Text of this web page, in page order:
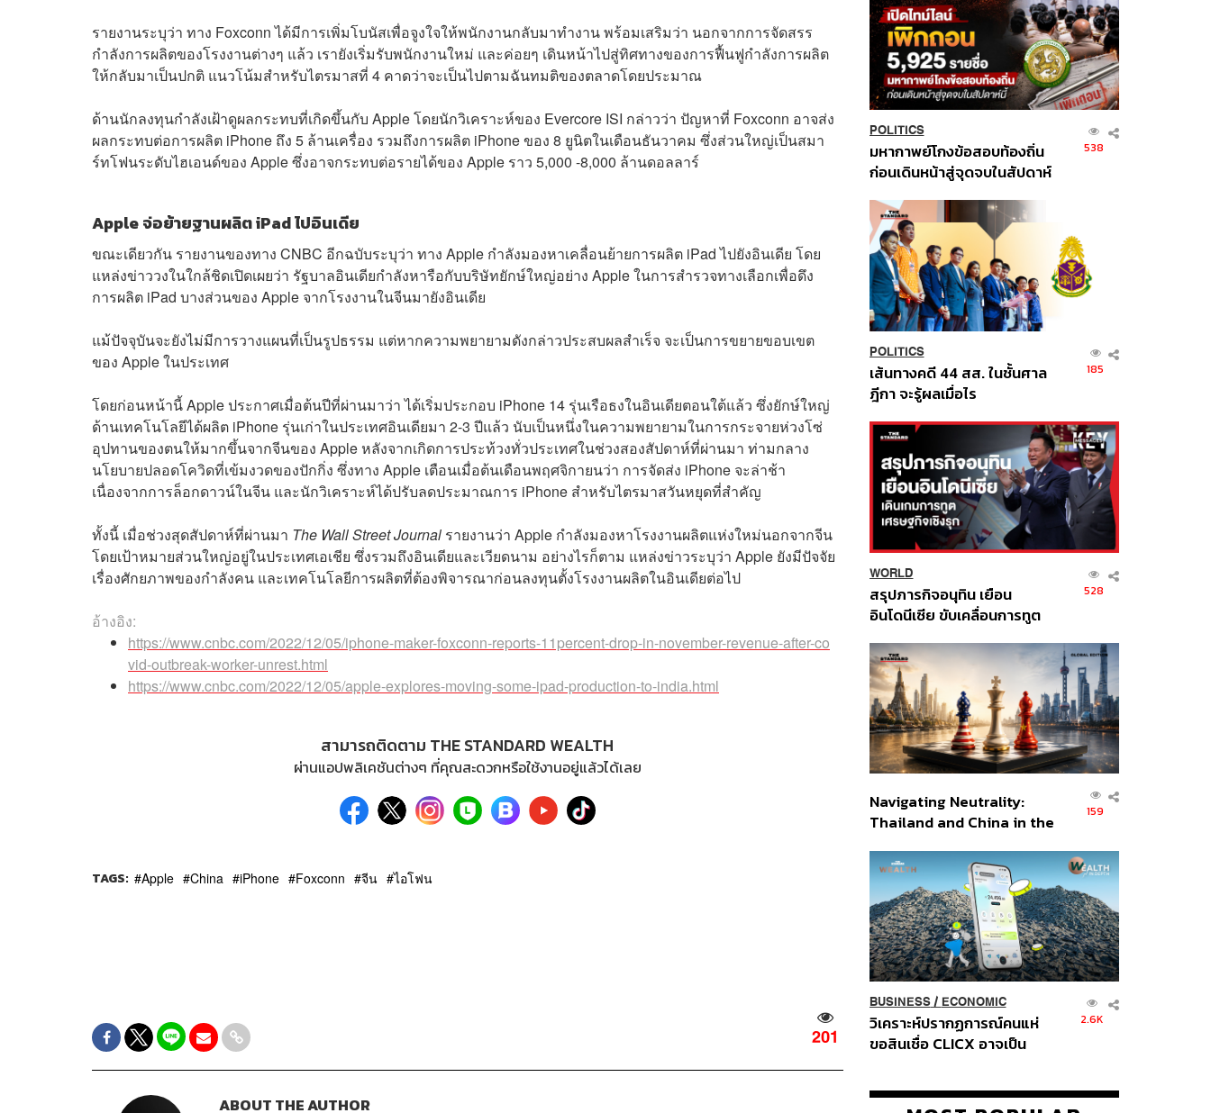
รายงานระบุว่า ทาง Foxconn ได้มีการเพิ่มโบนัสเพื่อจูงใจให้พนักงานกลับมาทำงาน พร้อมเสริมว่า นอกจากการจัดสรร
กำลังการผลิตของโรงงานต่างๆ แล้ว เรายังเริ่มรับพนักงานใหม่ และค่อยๆ เดินหน้าไปสู่ทิศทางของการฟื้นฟูกำลังการผลิต
ให้กลับมาเป็นปกติ แนวโน้มสำหรับไตรมาสที่ 4 คาดว่าจะเป็นไปตามฉันทมติของตลาดโดยประมาณ
ด้านนักลงทุนกำลังเฝ้าดูผลกระทบที่เกิดขึ้นกับ Apple โดยนักวิเคราะห์ของ Evercore ISI กล่าวว่า ปัญหาที่ Foxconn อาจส่ง
ผลกระทบต่อการผลิต iPhone ถึง 5 ล้านเครื่อง รวมถึงการผลิต iPhone ของ 8 ยูนิตในเดือนธันวาคม ซึ่งส่วนใหญ่เป็นสมา
ร์ทโฟนระดับไฮเอนด์ของ Apple ซึ่งอาจกระทบต่อรายได้ของ Apple ราว 5,000 -8,000 ล้านดอลลาร์
Apple จ่อย้ายฐานผลิต iPad ไปอินเดีย
ขณะเดียวกัน รายงานของทาง CNBC อีกฉบับระบุว่า ทาง Apple กำลังมองหาเคลื่อนย้ายการผลิต iPad ไปยังอินเดีย โดย
แหล่งข่าววงในใกล้ชิดเปิดเผยว่า รัฐบาลอินเดียกำลังหารือกับบริษัทยักษ์ใหญ่อย่าง Apple ในการสำรวจทางเลือกเพื่อดึง
การผลิต iPad บางส่วนของ Apple จากโรงงานในจีนมายังอินเดีย
แม้ปัจจุบันจะยังไม่มีการวางแผนที่เป็นรูปธรรม แต่หากความพยายามดังกล่าวประสบผลสำเร็จ จะเป็นการขยายขอบเขต
ของ Apple ในประเทศ
โดยก่อนหน้านี้ Apple ประกาศเมื่อต้นปีที่ผ่านมาว่า ได้เริ่มประกอบ iPhone 14 รุ่นเรือธงในอินเดียตอนใต้แล้ว ซึ่งยักษ์ใหญ่
ด้านเทคโนโลยีได้ผลิต iPhone รุ่นเก่าในประเทศอินเดียมา 2-3 ปีแล้ว นับเป็นหนึ่งในความพยายามในการกระจายห่วงโซ่
อุปทานของตนให้มากขึ้นจากจีนของ Apple หลังจากเกิดการประท้วงทั่วประเทศในช่วงสองสัปดาห์ที่ผ่านมา ท่ามกลาง
นโยบายปลอดโควิดที่เข้มงวดของปักกิ่ง ซึ่งทาง Apple เตือนเมื่อต้นเดือนพฤศจิกายนว่า การจัดส่ง iPhone จะล่าช้า
เนื่องจากการล็อกดาวน์ในจีน และนักวิเคราะห์ได้ปรับลดประมาณการ iPhone สำหรับไตรมาสวันหยุดที่สำคัญ
ทั้งนี้ เมื่อช่วงสุดสัปดาห์ที่ผ่านมา The Wall Street Journal รายงานว่า Apple กำลังมองหาโรงงานผลิตแห่งใหม่นอกจากจีน
โดยเป้าหมายส่วนใหญ่อยู่ในประเทศเอเชีย ซึ่งรวมถึงอินเดียและเวียดนาม อย่างไรก็ตาม แหล่งข่าวระบุว่า Apple ยังมีปัจจัย
เรื่องศักยภาพของกำลังคน และเทคโนโลยีการผลิตที่ต้องพิจารณาก่อนลงทุนตั้งโรงงานผลิตในอินเดียต่อไป
อ้างอิง:
https://www.cnbc.com/2022/12/05/iphone-maker-foxconn-reports-11percent-drop-in-november-revenue-after-co
vid-outbreak-worker-unrest.html
https://www.cnbc.com/2022/12/05/apple-explores-moving-some-ipad-production-to-india.html
สามารถติดตาม THE STANDARD WEALTH
ผ่านแอปพลิเคชันต่างๆ ที่คุณสะดวกหรือใช้งานอยู่แล้วได้เลย
TAGS: Apple China iPhone Foxconn จีน ไอโฟน
201
ABOUT THE AUTHOR
POLITICS
มหากาพย์โกงข้อสอบท้องถิ่น
ก่อนเดินหน้าสู่จุดจบในสัปดาห์
538
POLITICS
เส้นทางคดี 44 สส. ในชั้นศาล
ฎีกา จะรู้ผลเมื่อไร
185
WORLD
สรุปภารกิจอนุทิน เยือน
อินโดนีเซีย ขับเคลื่อนการทูต
ส่วนยุทธศาสตร์ไทย –
อินโดนีเซีย
528
Navigating Neutrality:
Thailand and China in the
Order
159
BUSINESS/ ECONOMIC
วิเคราะห์ปรากฏการณ์คนแห่
ขอสินเชื่อ CLICX อาจเป็น
ปัญหาหนี้ครัวเรือนไทยที่ถูกซุก
2.6K